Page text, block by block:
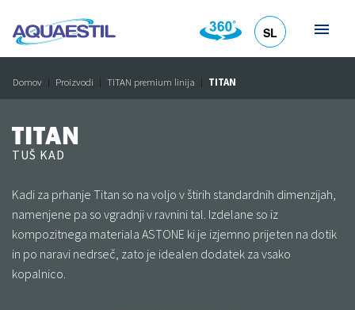
SL
Domov Proizvodi TITAN premium linija TITAN
TITAN
TUŠ KAD
Kadi za prhanje Titan so na voljo v štirih standardnih dimenzijah,
namenjene pa so vgradnji v ravnini tal. Izdelane so iz
kompozitnega materiala ASTONE ki je izjemno prijeten na dotik
in po naravi nedrseč, zato je idealen dodatek za vsako
kopalnico.